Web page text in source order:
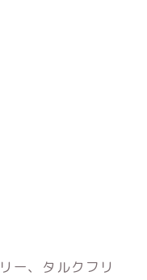
ー、タルクフリ